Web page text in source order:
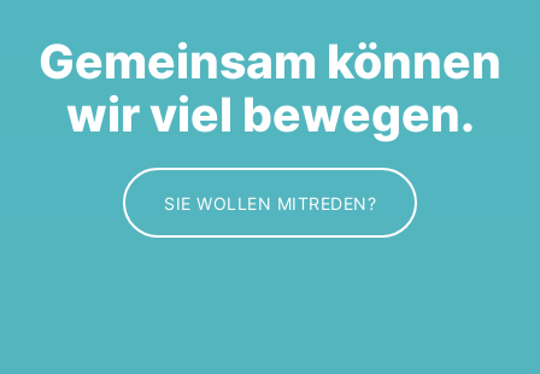
Gemeinsam können
wir viel bewegen.
SIE WOLLEN MITREDEN?